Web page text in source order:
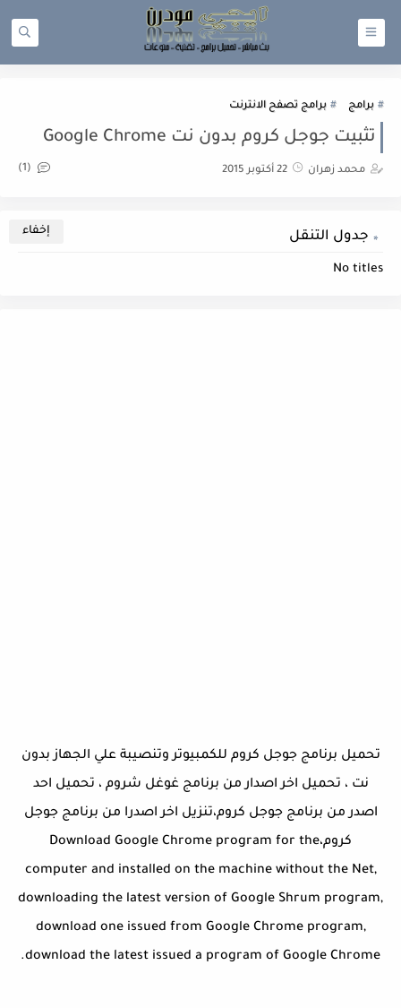
برامج برامج تصفح الانترنت
تثبيت جوجل كروم بدون نت Google Chrome
محمد زهران 22 أكتوبر 2015 (1)
جدول التنقل
No titles
تحميل برنامج جوجل كروم للكمبيوتر وتنصيبة علي الجهاز بدون
نت ، تحميل اخر اصدار من برنامج غوغل شروم ، تحميل احد
اصدر من برنامج جوجل كروم،تنزيل اخر اصدرا من برنامج جوجل
كروم،
Download Google Chrome program for the
computer and installed on the machine without the Net,
downloading the latest version of Google Shrum program,
download one issued from Google Chrome program,
download the latest issued a program of Google Chrome.